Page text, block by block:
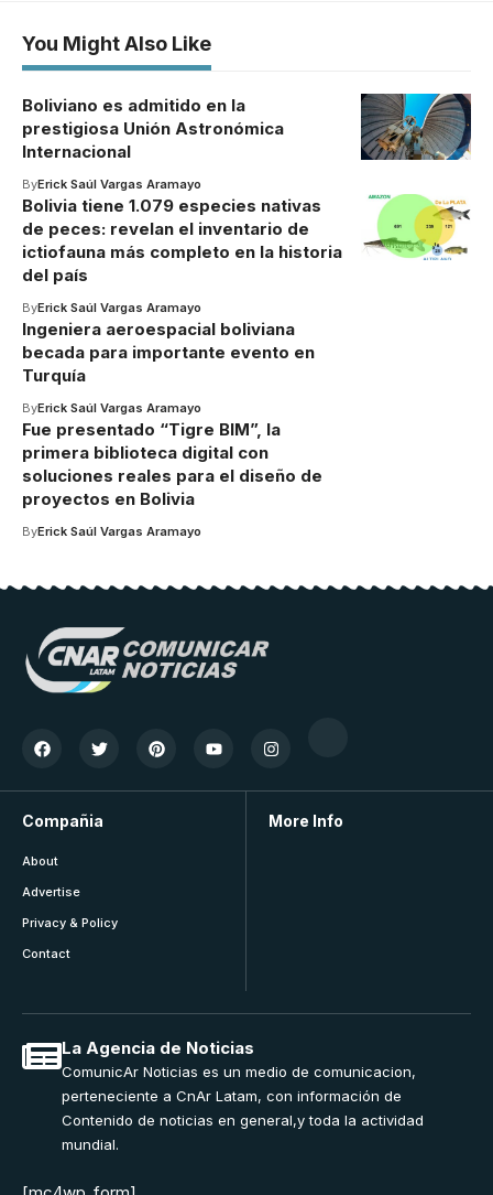
You Might Also Like
Boliviano es admitido en la
prestigiosa Unión Astronómica
Internacional
ByErick Saúl Vargas Aramayo
Bolivia tiene 1.079 especies nativas
de peces: revelan el inventario de
ictiofauna más completo en la historia
del país
ByErick Saúl Vargas Aramayo
Ingeniera aeroespacial boliviana
becada para importante evento en
Turquía
ByErick Saúl Vargas Aramayo
Fue presentado “Tigre BIM”, la
primera biblioteca digital con
soluciones reales para el diseño de
proyectos en Bolivia
ByErick Saúl Vargas Aramayo
Compañia
About
Advertise
Privacy & Policy
Contact
More Info
La Agencia de Noticias
ComunicAr Noticias es un medio de comunicacion,
perteneciente a CnAr Latam, con información de
Contenido de noticias en general,y toda la actividad
mundial.